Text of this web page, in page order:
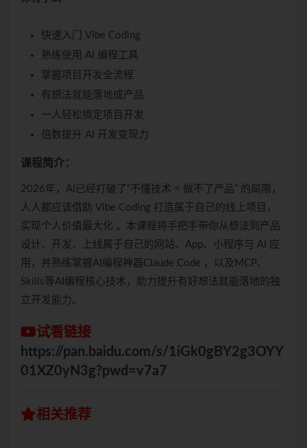
快速入门 Vibe Coding
熟练使用 AI 编程工具
掌握项目开发全流程
有想法就能落地成产品
一人轻松搞定项目开发
倍数提升 AI 开发变现力
课程简介：
2026年，AI已经打破了“不懂技术 = 做不了产品” 的局限，
人人都应该借助 Vibe Coding 打造属于自己的线上项目，
实现个人价值最大化 。本课程将手把手带你从想法到产品
设计、开发、上线属于自己的网站、App、小程序与 AI 应
用，并熟练掌握AI编程神器Claude Code ，以及MCP、
Skills等AI编程核心技术，助力提升有好想法就能落地的独
立开发能力。
试看链接
https://pan.baidu.com/s/1iGk0gBY2g3OYY
01XZ0yN3g?pwd=v7a7
相关推荐